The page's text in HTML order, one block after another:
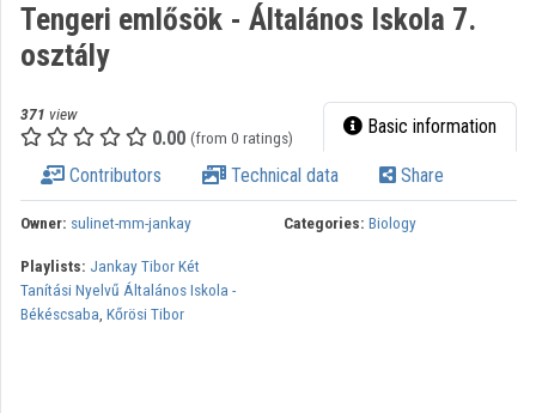
Categories
Contributors
Tengeri emlősök - Általános Iskola 7.
osztály
371 view
0.00 (from 0 ratings) Basic information
Contributors Technical data Share
Owner: sulinet-mm-jankay Categories: Biology
Playlists: Jankay Tibor Két
Tanítási Nyelvű Általános Iskola -
Békéscsaba, Kőrösi Tibor